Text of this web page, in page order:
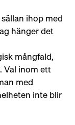
ihop med
hänger det
mångfald,
Val inom ett
med
inte blir